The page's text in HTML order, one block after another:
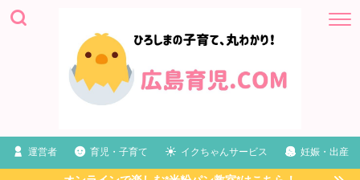
運営者 育児・子育て イクちゃんサービス 妊娠・出産